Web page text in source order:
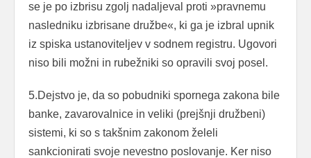
se je po izbrisu zgolj nadaljeval proti »pravnemu
nasledniku izbrisane družbe«, ki ga je izbral upnik
iz spiska ustanoviteljev v sodnem registru. Ugovori
niso bili možni in rubežniki so opravili svoj posel.
5.Dejstvo je, da so pobudniki spornega zakona bile
banke, zavarovalnice in veliki (prejšnji družbeni)
sistemi, ki so s takšnim zakonom želeli
sankcionirati svoje nevestno poslovanje. Ker niso